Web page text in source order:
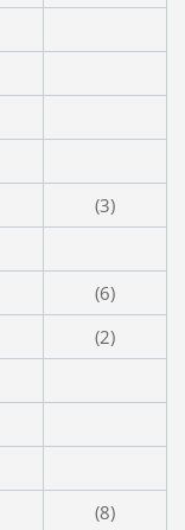
(3)
(6)
(2)
(8)